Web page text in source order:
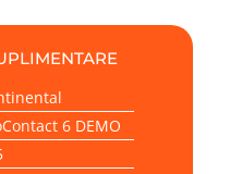
6 DEMO